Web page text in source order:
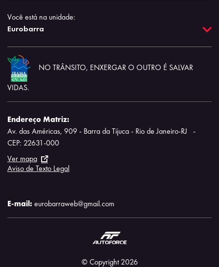
Você está na unidade:
Eurobarra
NO TRÂNSITO, ENXERGAR O OUTRO É SALVAR
VIDAS.
Endereço Matriz:
Av. das Américas, 909 - Barra da Tijuca - Rio de Janeiro-RJ
-
CEP: 22631-000
Ver mapa
Aviso de Texto Legal
E-mail: eurobarraweb@gmail.com
© Copyright 2026